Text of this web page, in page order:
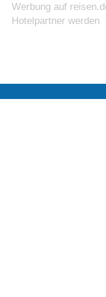
Werbung auf
Hotelpartner werden